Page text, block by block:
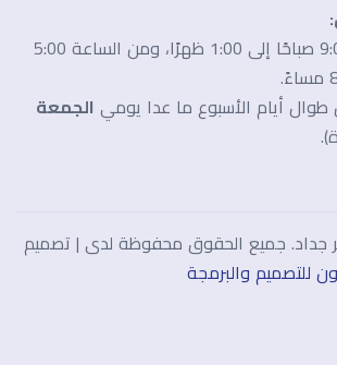
من الساعة 9:00 صباحًا إلى 1:00 ظهرًا، ومن الساعة 5:00
أيام الأسبوع ما عدا يومي الجمعة
جداد. جميع الحقوق محفوظة لدى | تصميم
للتصميم والبرمجة